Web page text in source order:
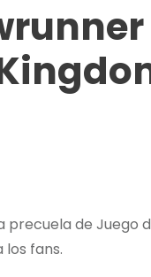
precuela de
los fans.